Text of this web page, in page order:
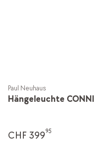
Hängeleuchte
Paul Neuhaus
CHF 39995